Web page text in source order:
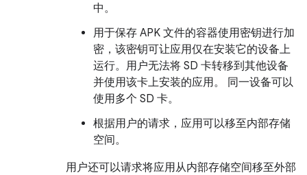
中。
用于保存 APK 文件的容器使用密钥进行加
密，该密钥可让应用仅在安装它的设备上
运行。用户无法将 SD 卡转移到其他设备
并使用该卡上安装的应用。 同一设备可以
使用多个 SD 卡。
根据用户的请求，应用可以移至内部存储
空间。
用户还可以请求将应用从内部存储空间移至外部